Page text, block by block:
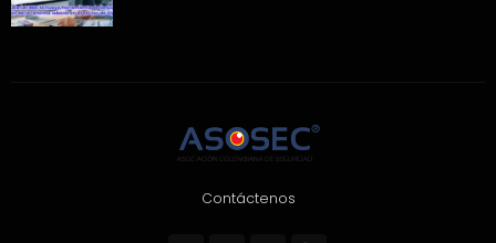
Contáctenos